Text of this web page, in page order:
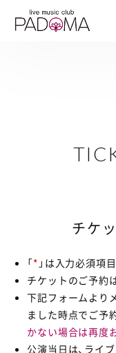
チケ
「* 」は入力必須項
チケットのご予約
下記フォームより
ました時点でご予
かない場合は再度
公演当日は、ライ